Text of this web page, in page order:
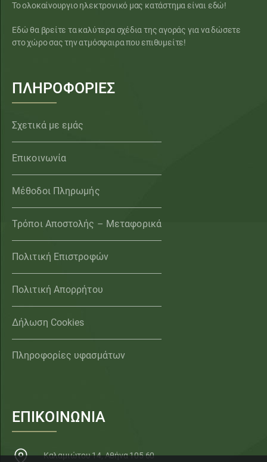
Το ολοκαίνουργιο ηλεκτρονικό μας κατάστημα είναι εδώ!
Εδώ θα βρείτε τα καλύτερα σχέδια της αγοράς για να δώσετε
στο χώρο σας την ατμόσφαιρα που επιθυμείτε!
ΠΛΗΡΟΦΟΡΙΕΣ
Σχετικά με εμάς
Επικοινωνία
Μέθοδοι Πληρωμής
Τρόποι Αποστολής – Μεταφορικά
Πολιτική Επιστροφών
Πολιτική Απορρήτου
Δήλωση Cookies
Πληροφορίες υφασμάτων
ΕΠΙΚΟΙΝΩΝΙΑ
Καλαμιώτου 14, Αθήνα 105 60